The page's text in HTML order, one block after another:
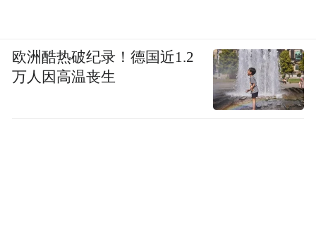
欧洲酷热破纪录！德国近1.2
万人因高温丧生